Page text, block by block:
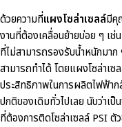
ด้วยความที่แผงโซล่าเซลล์มีคุ
งานที่ต้องเคลื่อนย้ายบ่อย ๆ เช่
ที่ไม่สามารถรองรับน้ำหนักมาก
สามารถทำได้ โดยแผงโซล่าเ
ประสิทธิภาพในการผลิตไฟฟ้า
ปกติของเดิมทั่วไปเลย นับว่าเป็
ที่ต้องการติดโซล่าเซลล์ PSI ตั